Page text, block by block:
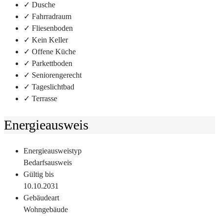
✓ Dusche
✓ Fahrradraum
✓ Fliesenboden
✓ Kein Keller
✓ Offene Küche
✓ Parkettboden
✓ Seniorengerecht
✓ Tageslichtbad
✓ Terrasse
Energieausweis
Energieausweistyp
Bedarfs­ausweis
Gültig bis
10.10.2031
Gebäudeart
Wohngebäude